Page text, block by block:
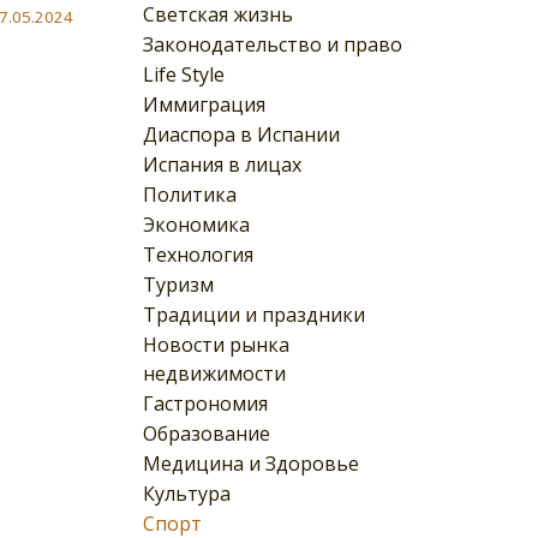
Светская жизнь
Законодательство и право
Life Style
Иммиграция
Диаспора в Испании
Испания в лицах
Политика
Экономика
Технология
Туризм
Традиции и праздники
Новости рынка
недвижимости
Гастрономия
Образование
Медицина и Здоровье
Культура
Спорт